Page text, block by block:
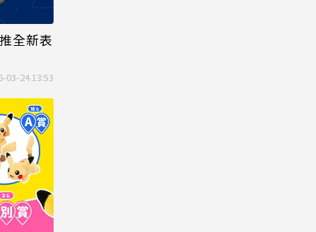
全新表
03-24 13:53